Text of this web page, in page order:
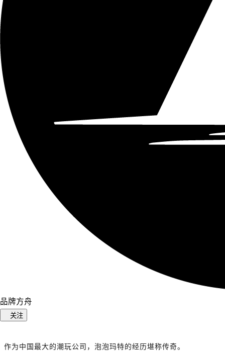
品牌方舟
关注
作为中国最大的潮玩公司，泡泡玛特的经历堪称传奇。